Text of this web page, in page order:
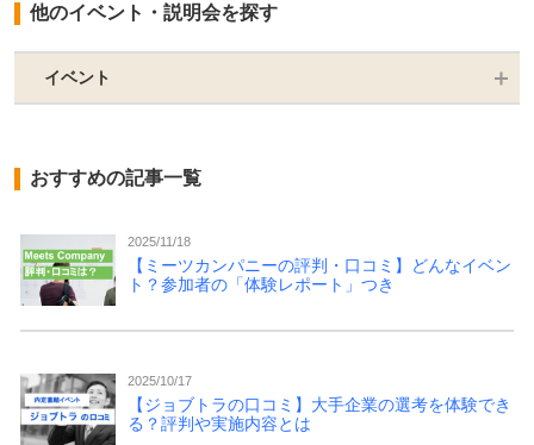
他のイベント・説明会を探す
イベント
おすすめの記事一覧
2025/11/18
【ミーツカンパニーの評判・口コミ】どんなイベン
ト？参加者の「体験レポート」つき
2025/10/17
【ジョブトラの口コミ】大手企業の選考を体験でき
る？評判や実施内容とは